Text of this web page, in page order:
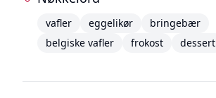
vafler eggelikør
bringebær
belgiske vafler
frokost dessert